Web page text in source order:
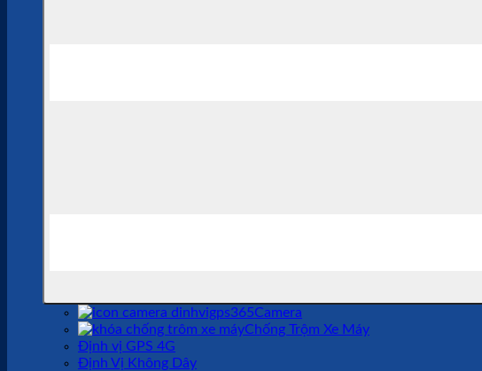
Camera
Chống Trộm Xe Máy
Định vị GPS 4G
Định Vị Không Dây